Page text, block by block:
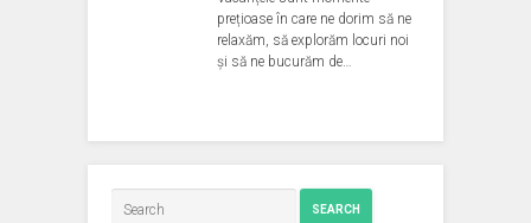
prețioase în care ne dorim să ne
relaxăm, să explorăm locuri noi
și să ne bucurăm de…
SEARCH